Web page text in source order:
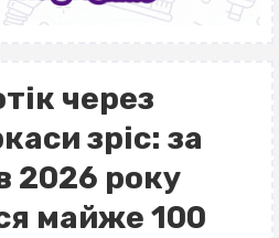
через
зріс: за
2026 року
майже 100